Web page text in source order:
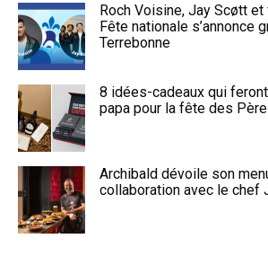
Roch Voisine, Jay Scøtt et
Fête nationale s’annonce
Terrebonne
8 idées-cadeaux qui
papa pour la fête des
Archibald dévoile son
collaboration avec le chef